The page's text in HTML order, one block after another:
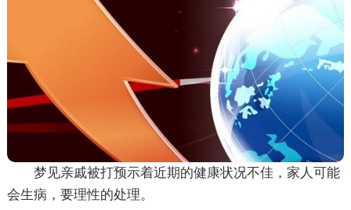
梦见亲戚被打预示着近期的健康状况不佳，家人可能
会生病，要理性的处理。